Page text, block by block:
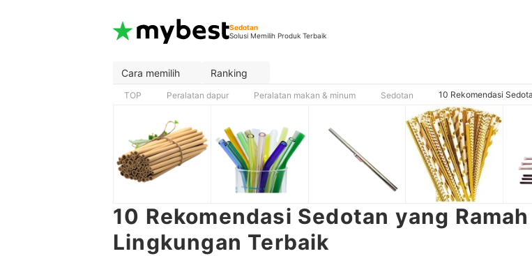
Sedotan
Solusi Memilih Produk Terbaik
Cara memilih Ranking
TOP Peralatan dapur Peralatan makan & minum Sedotan 10 Rekomendasi
10 Rekomendasi Sedotan yang Ramah
Lingkungan Terbaik